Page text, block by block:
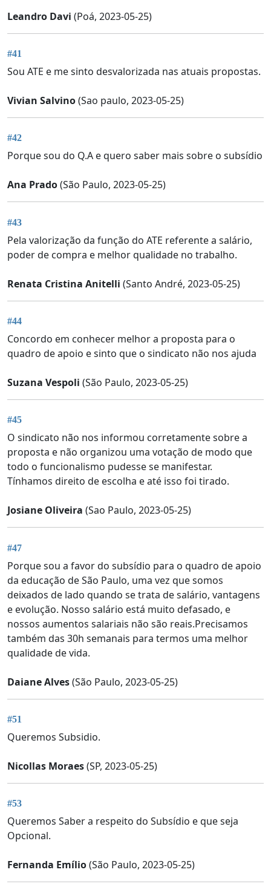
Leandro Davi (Poá, 2023-05-25)
#41
Sou ATE e me sinto desvalorizada nas atuais propostas.
Vivian Salvino(Sao paulo, 2023-05-25)
#42
Porque sou do Q.A e quero saber mais sobre o subsídio
Ana Prado(São Paulo, 2023-05-25)
#43
Pela valorização da função do ATE referente a salário,
poder de compra e melhor qualidade no trabalho.
Renata Cristina Anitelli (Santo André, 2023-05-25)
#44
Concordo em conhecer melhor a proposta para o
quadro de apoio e sinto que o sindicato não nos ajuda
Suzana Vespoli (São Paulo, 2023-05-25)
#45
O sindicato não nos informou corretamente sobre a
proposta e não organizou uma votação de modo que
todo o funcionalismo pudesse se manifestar.
Tínhamos direito de escolha e até isso foi tirado.
Josiane Oliveira (Sao Paulo, 2023-05-25)
#47
Porque sou a favor do subsídio para o quadro de apoio
da educação de São Paulo, uma vez que somos
deixados de lado quando se trata de salário, vantagens
e evolução. Nosso salário está muito defasado, e
nossos aumentos salariais não são reais.Precisamos
também das 30h semanais para termos uma melhor
qualidade de vida.
Daiane Alves(São Paulo, 2023-05-25)
#51
Queremos Subsidio.
Nicollas Moraes(SP, 2023-05-25)
#53
Queremos Saber a respeito do Subsídio e que seja
Opcional.
Fernanda Emílio(São Paulo, 2023-05-25)